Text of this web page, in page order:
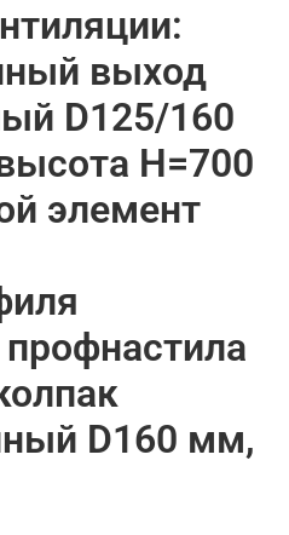
выход
D125/160
H=700
элемент
D160 мм,